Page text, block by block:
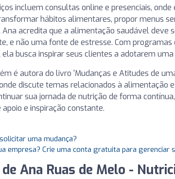
incluem consultas online e presenciais,
hábitos alimentares, propor menus
acredita que a alimentação saudável deve
e não uma fonte de estresse. Com
busca inspirar seus clientes a adotarem
é autora do livro 'Mudanças e Atitudes de
discute temas relacionados à alimentação
sua jornada de nutrição de forma
apoio e inspiração constante.
uma mudança?
empresa? Crie uma conta gratuita para gerenciar
Ana Ruas de Melo -